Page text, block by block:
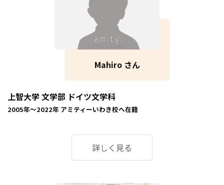
Mahiro さん
上智大学 文学部 ドイツ文学科
2005年～2022年 アミティーいわき校へ在籍
詳しく見る